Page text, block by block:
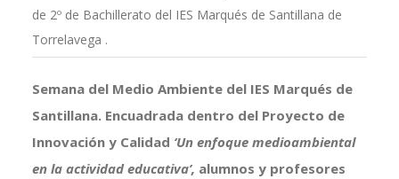
de 2º de Bachillerato del IES Marqués de Santillana de
Torrelavega .
Semana del Medio Ambiente del IES Marqués de
Santillana. Encuadrada dentro del Proyecto de
Innovación y Calidad ‘Un enfoque medioambiental
en la actividad educativa’, alumnos y profesores